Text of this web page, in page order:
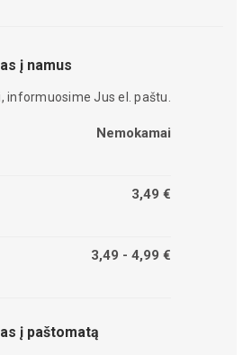
į namus
informuosime Jus el. paštu.
Nemokamai
3,49 €
3,49 - 4,99 €
į paštomatą